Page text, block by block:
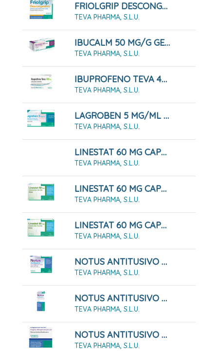
FRIOLGRIP DESCONGESTIVO POLVO PARA SOLUCIÓN ORAL , 10 Sobres
TEVA PHARMA, S.L.U.
IBUCALM 50 MG/G GEL MENTOLADO, TUBO 60 G
TEVA PHARMA, S.L.U.
IBUPROFENO TEVA 400 MG CÁPSULAS BLANDAS, 20 CÁPSULAS
TEVA PHARMA, S.L.U.
LAGROBEN 5 MG/ML COLIRIO EN SOLUCION EN ENVASE UNIDOSIS , 30 Envases De 0,4 Ml
TEVA PHARMA, S.L.U.
LINESTAT 60 MG CAPSULAS DURAS, 120 CÁPSULAS
TEVA PHARMA, S.L.U.
LINESTAT 60 MG CAPSULAS DURAS, 42 Cápsulas ( Blister )
TEVA PHARMA, S.L.U.
LINESTAT 60 MG CAPSULAS DURAS, 84 Cápsulas ( Blister )
TEVA PHARMA, S.L.U.
NOTUS ANTITUSIVO 10 MG PASTILLAS PARA CHUPAR SABOR MIEL - LIMON , 24 Pastillas
TEVA PHARMA, S.L.U.
NOTUS ANTITUSIVO 2 Mg/ml SOLUCION ORAL , 1 Frasco De 200 Ml
TEVA PHARMA, S.L.U.
NOTUS ANTITUSIVO Y EXPECTORANTE 2 Mg/ml + 20 Mg/ml Solución Oral. 200 Ml
TEVA PHARMA, S.L.U.